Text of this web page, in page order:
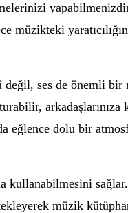
değil, ses de önemli bir
arkadaşlarınıza
eğlence dolu bir
kullanabilmesini
müzik